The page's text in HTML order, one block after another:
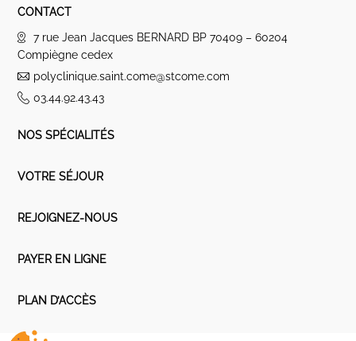
CONTACT
7 rue Jean Jacques BERNARD BP 70409 – 60204
Compiègne cedex
polyclinique.saint.come@stcome.com
03.44.92.43.43
NOS SPÉCIALITÉS
VOTRE SÉJOUR
REJOIGNEZ-NOUS
PAYER EN LIGNE
PLAN D’ACCÈS